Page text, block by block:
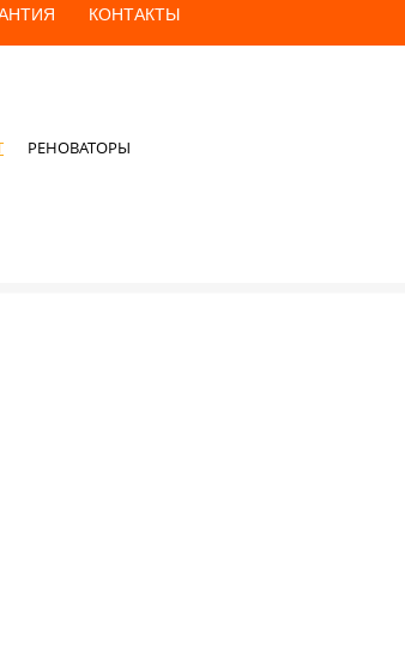
КОНТАКТЫ
РЕНОВАТОРЫ